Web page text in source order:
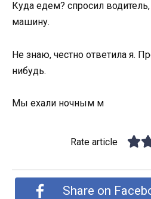
Куда едем? спросил
машину.
Не знаю, честно ответила я.
нибудь.
Мы ехали ночным м
Rate article
Share on